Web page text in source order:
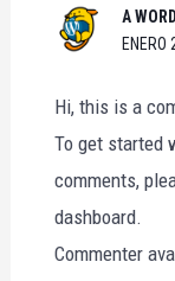
A
Hi, this is a
To get started
comments,
dashboard.
Commenter